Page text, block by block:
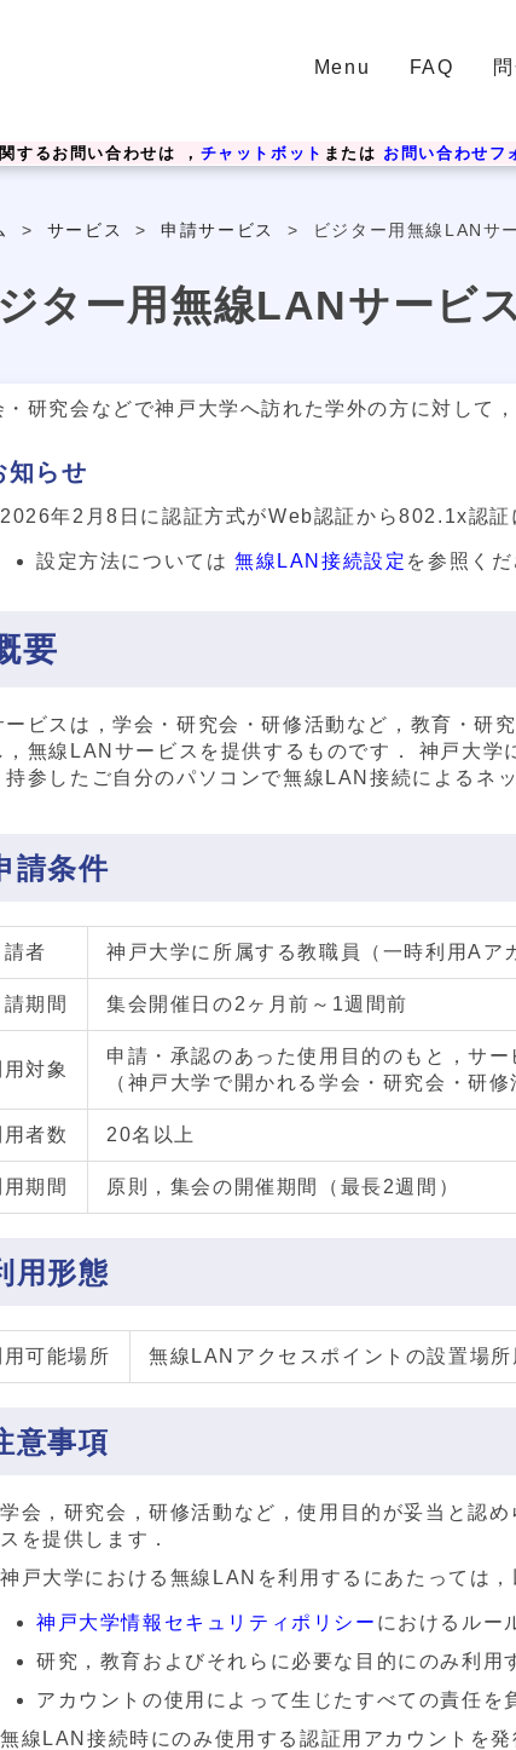
Menu FAQ
するお問い合わせは ， チャットボット または お問い合わせフ
> サービス >申請サービス > ビジター用無線LANサ
ター用無線LANサービ
・研究会などで神戸大学へ訪れた学外の方に対して
知らせ
2026年2月8日に認証方式がWeb認証から802.1x認証
設定方法については 無線LAN接続設定 を参照くだ
要
ービスは，学会・研究会・研修活動など，教育・研
，無線LANサービスを提供するものです． 神戸大学
持参したご自分のパソコンで無線LAN接続によるネ
請条件
請者 神戸大学に所属する教職員（一時利用Aア
期間 集会開催日の2ヶ月前～1週間前
対象
申請・承認のあった使用目的のもと，サ
（神戸大学で開かれる学会・研究会・研修
用者数 20名以上
期間 原則，集会の開催期間（最長2週間）
用形態
用可能場所 無線LANアクセスポイントの設置場所
意事項
学会，研究会，研修活動など，使用目的が妥当と認
スを提供します．
神戸大学における無線LANを利用するにあたっては，
神戸大学情報セキュリティポリシー におけるルー
研究，教育およびそれらに必要な目的にのみ利用
アカウントの使用によって生じたすべての責任を
無線LAN接続時にのみ使用する認証用アカウントを